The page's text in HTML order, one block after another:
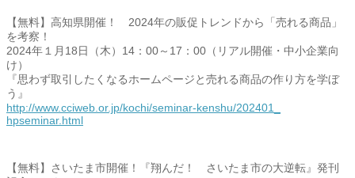
【無料】高知県開催！ 2024年の販促トレンドから「売れる商品」
を考察！
2024年１月18日（木）14：00～17：00（ リアル開催・中小企業向
け）
『思わず取引したくなるホームページと売れる商品の作り方を学ぼ
う 』
http://www.cciweb.or.jp/kochi/seminar-kenshu/202401_
hpseminar.html
【無料】さいたま市開催！『翔んだ！ さいたま市の大逆転』発刊